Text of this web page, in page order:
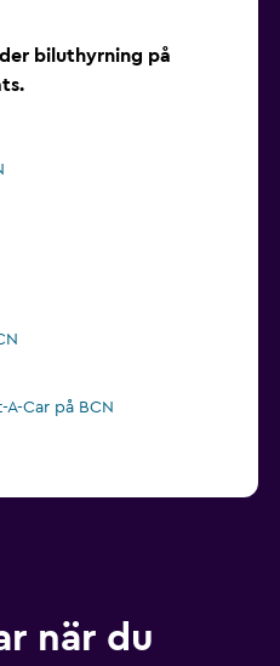
biluthyrning på
Car på BCN
när du